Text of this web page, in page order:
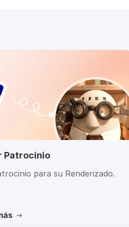
Patrocinio
para su Renderizado.